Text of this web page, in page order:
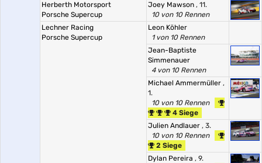
Herberth Motorsport
Porsche Supercup
Joey Mawson , 11.
10 von 10 Rennen
Lechner Racing
Porsche Supercup
Leon Köhler
1 von 10 Rennen
Jean-Baptiste
Simmenauer
4 von 10 Rennen
Michael Ammermüller ,
1.
10 von 10 Rennen
4 Siege
Julien Andlauer , 3.
10 von 10 Rennen
2 Siege
Dylan Pereira , 9.